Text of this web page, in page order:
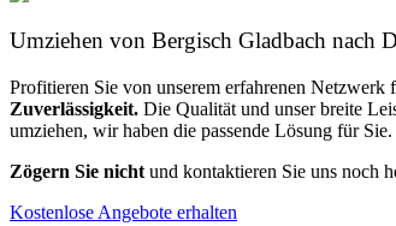
Umziehen von Bergisch Gladbach nach
Profitieren Sie von unserem erfahrenen Netzwerk
Zuverlässigkeit. Die Qualität und unser breite
umziehen, wir haben die passende Lösung für Sie.
Zögern Sie nicht und kontaktieren Sie uns noch
Kostenlose Angebote erhalten